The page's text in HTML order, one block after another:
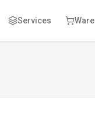
Services